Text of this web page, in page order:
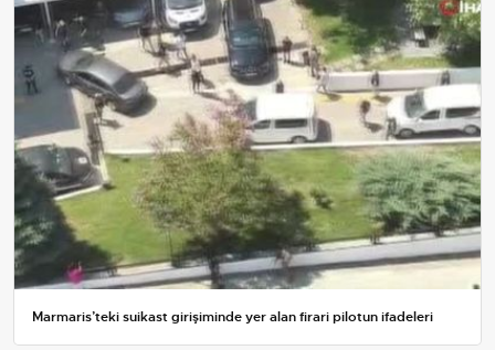
Marmaris’teki suikast girişiminde yer alan firari pilotun ifadeleri